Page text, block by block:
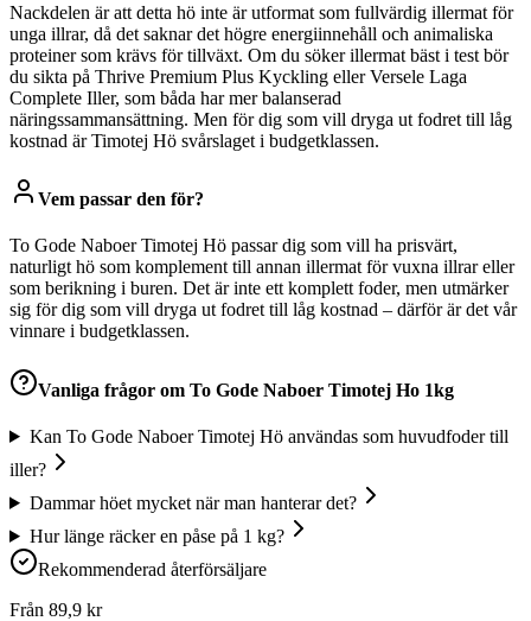
Nackdelen är att detta hö inte är utformat som fullvärdig illermat för
unga illrar, då det saknar det högre energiinnehåll och animaliska
proteiner som krävs för tillväxt. Om du söker illermat bäst i test bör
du sikta på Thrive Premium Plus Kyckling eller Versele Laga
Complete Iller, som båda har mer balanserad
näringssammansättning. Men för dig som vill dryga ut fodret till låg
kostnad är Timotej Hö svårslaget i budgetklassen.
Vem passar den för?
To Gode Naboer Timotej Hö passar dig som vill ha prisvärt,
naturligt hö som komplement till annan illermat för vuxna illrar eller
som berikning i buren. Det är inte ett komplett foder, men utmärker
sig för dig som vill dryga ut fodret till låg kostnad – därför är det vår
vinnare i budgetklassen.
Vanliga frågor om To Gode Naboer Timotej Ho 1kg
Kan To Gode Naboer Timotej Hö användas som huvudfoder till
iller?
Dammar höet mycket när man hanterar det?
Hur länge räcker en påse på 1 kg?
Rekommenderad återförsäljare
Från 89,9 kr